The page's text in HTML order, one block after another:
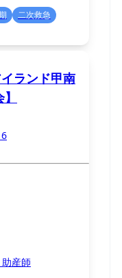
二次救急
ランド甲南
産師